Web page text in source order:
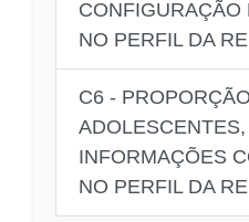
CONFIGURAÇÃO
NO PERFIL DA
C6 -
INFORMAÇÕES
NO PERFIL DA